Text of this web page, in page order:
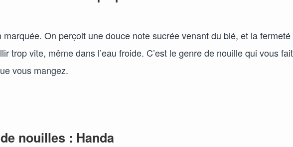
On perçoit une douce note sucrée venant du blé, et la fermeté
trop vite, même dans l’eau froide. C’est le genre de nouille qui vous fait
vous mangez.
nouilles : Handa